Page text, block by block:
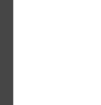
T-shirt de surf de
Tecido